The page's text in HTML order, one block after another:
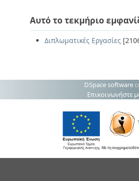
Αυτό το τεκμήριο
Διπλωματικές Εργασίες
DSpace software
Επικοινωνήστε